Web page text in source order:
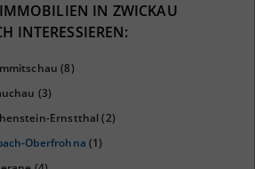
IN ZWICKAU
INTERESSIEREN:
(8)
(3)
Ernstthal(2)
Oberfrohna (1)